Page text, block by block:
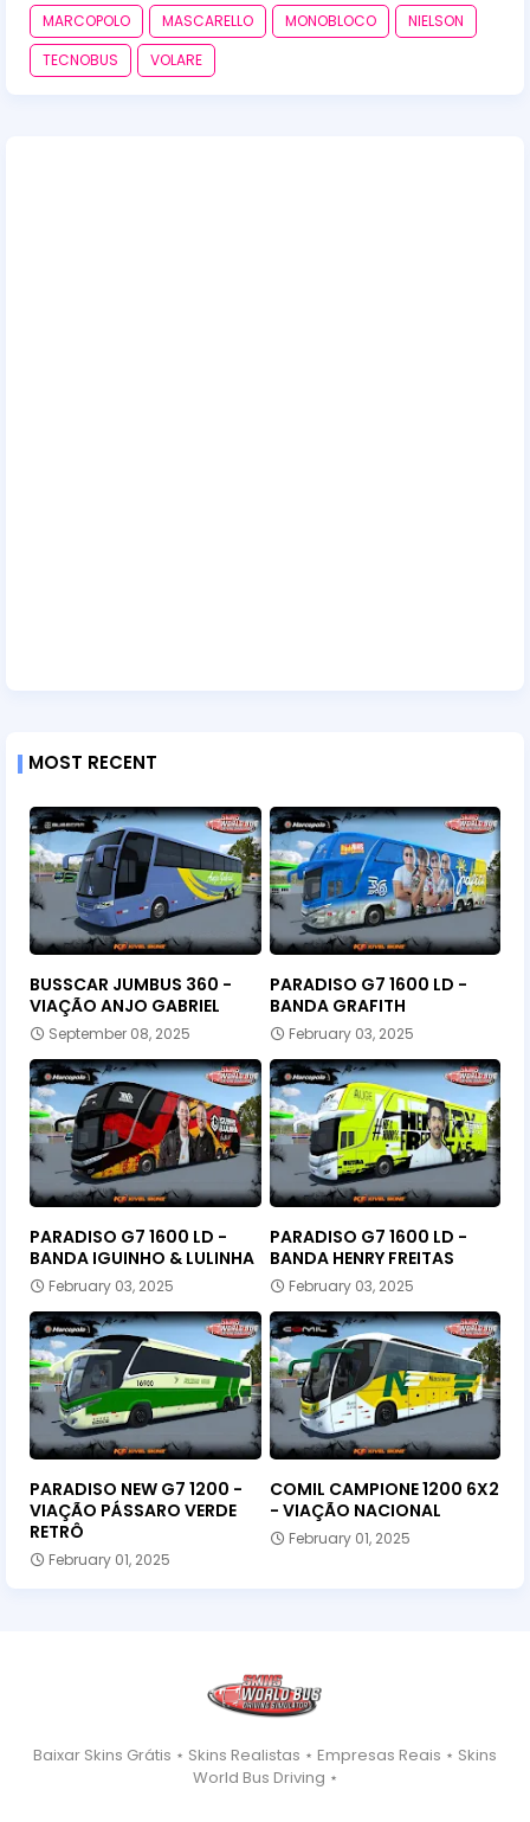
MARCOPOLO
MASCARELLO MONOBLOCO
NIELSON
TECNOBUS
VOLARE
MOST RECENT
BUSSCAR JUMBUS 360 -
VIAÇÃO ANJO GABRIEL
September 08, 2025
PARADISO G7 1600 LD -
BANDA GRAFITH
February 03, 2025
PARADISO G7 1600 LD -
BANDA IGUINHO & LULINHA
February 03, 2025
PARADISO G7 1600 LD -
BANDA HENRY FREITAS
February 03, 2025
PARADISO NEW G7 1200 -
VIAÇÃO PÁSSARO VERDE
RETRÔ
February 01, 2025
COMIL CAMPIONE 1200 6X2
- VIAÇÃO NACIONAL
February 01, 2025
Baixar Skins Grátis ⋆ Skins Realistas ⋆ Empresas Reais ⋆ Skins
World Bus Driving ⋆